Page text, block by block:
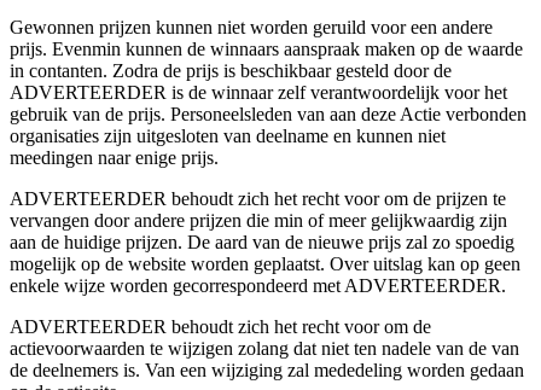
Gewonnen prijzen kunnen niet worden geruild voor een andere
prijs. Evenmin kunnen de winnaars aanspraak maken op de waarde
in contanten. Zodra de prijs is beschikbaar gesteld door de
ADVERTEERDER is de winnaar zelf verantwoordelijk voor het
gebruik van de prijs. Personeelsleden van aan deze Actie verbonden
organisaties zijn uitgesloten van deelname en kunnen niet
meedingen naar enige prijs.
ADVERTEERDER behoudt zich het recht voor om de prijzen te
vervangen door andere prijzen die min of meer gelijkwaardig zijn
aan de huidige prijzen. De aard van de nieuwe prijs zal zo spoedig
mogelijk op de website worden geplaatst. Over uitslag kan op geen
enkele wijze worden gecorrespondeerd met ADVERTEERDER.
ADVERTEERDER behoudt zich het recht voor om de
actievoorwaarden te wijzigen zolang dat niet ten nadele van de van
de deelnemers is. Van een wijziging zal mededeling worden gedaan